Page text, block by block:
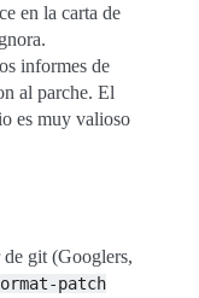
en la carta de
informes de
al parche. El
es muy valioso
git (Googlers,
patch